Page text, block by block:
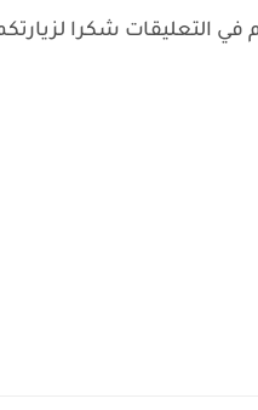
في التعليقات شكرا